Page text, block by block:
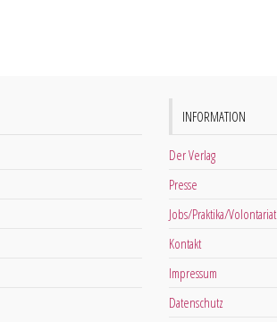
INFORMATION
Der Verlag
Presse
Jobs/Praktika/Volontariat
Kontakt
Impressum
Datenschutz